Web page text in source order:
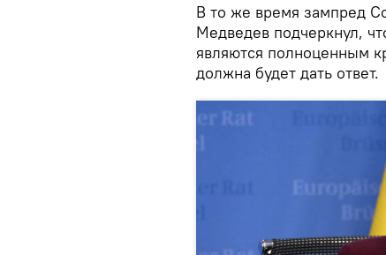
В то же время зампред
Медведев подчеркнул,
являются полноценным
должна будет дать ответ.